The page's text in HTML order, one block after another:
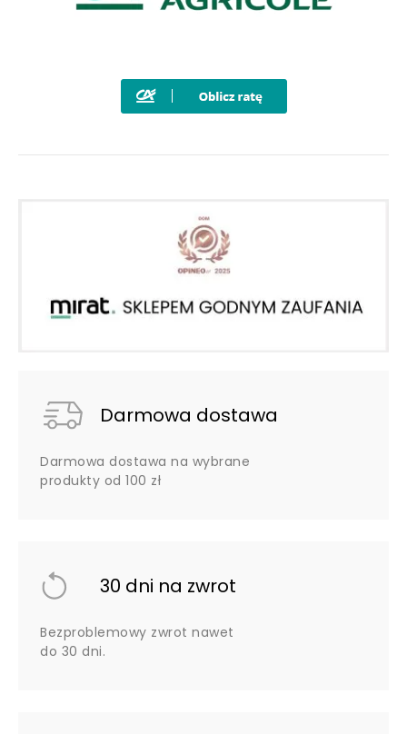
Darmowa dostawa
Darmowa dostawa na wybrane
produkty od 100 zł
30 dni na zwrot
Bezproblemowy zwrot nawet
do 30 dni.